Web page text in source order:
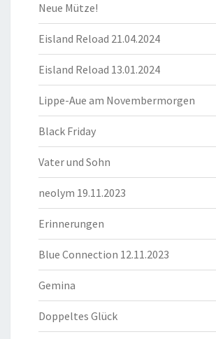
Neue Mütze!
Eisland Reload 21.04.2024
Eisland Reload 13.01.2024
Lippe-Aue am Novembermorgen
Black Friday
Vater und Sohn
neolym 19.11.2023
Erinnerungen
Blue Connection 12.11.2023
Gemina
Doppeltes Glück